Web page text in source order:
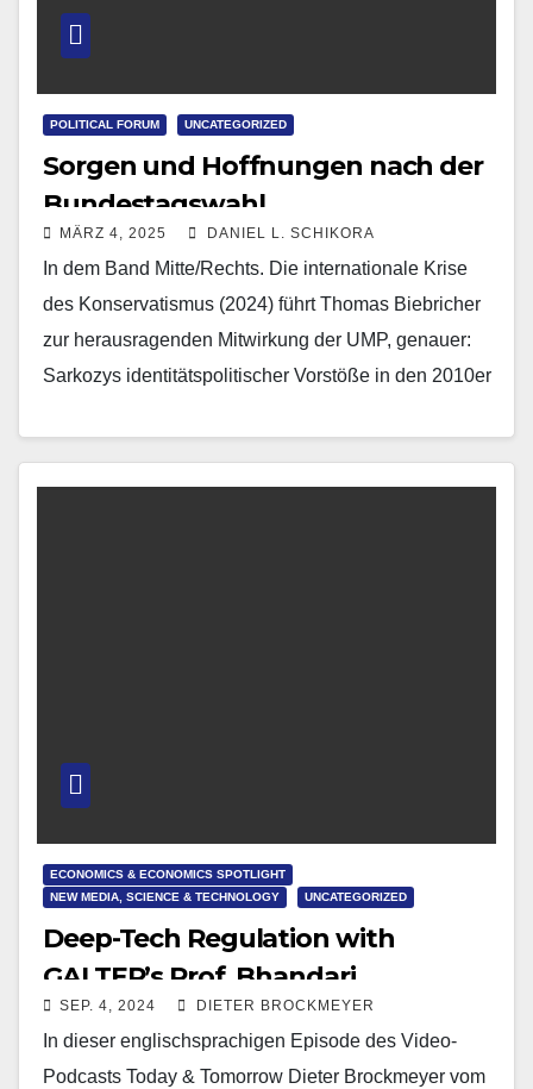
POLITICAL FORUM UNCATEGORIZED
Sorgen und Hoffnungen nach der
Bundestagswahl
MÄRZ 4, 2025 DANIEL L. SCHIKORA
In dem Band Mitte/Rechts. Die internationale Krise
des Konservatismus (2024) führt Thomas Biebricher
zur herausragenden Mitwirkung der UMP, genauer:
Sarkozys identitätspolitischer Vorstöße in den 2010er
ECONOMICS & ECONOMICS SPOTLIGHT
NEW MEDIA, SCIENCE & TECHNOLOGY
UNCATEGORIZED
Deep-Tech Regulation with
GALTER’s Prof. Bhandari
SEP. 4, 2024 DIETER BROCKMEYER
In dieser englischsprachigen Episode des Video-
Podcasts Today & Tomorrow Dieter Brockmeyer vom